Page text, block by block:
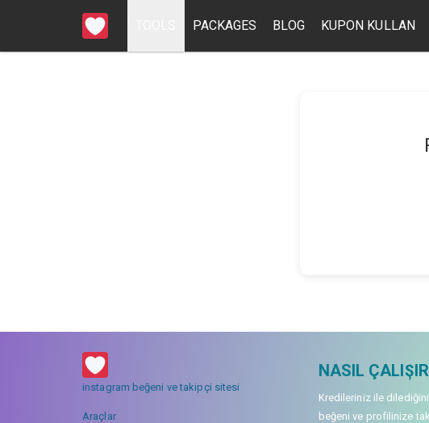
PACKAGES BLOG KUPON KULLAN
instagram beğeni ve takipçi sitesi
Araçlar
NASIL ÇALIŞIR
Kredileriniz ile
beğeni ve profilinize